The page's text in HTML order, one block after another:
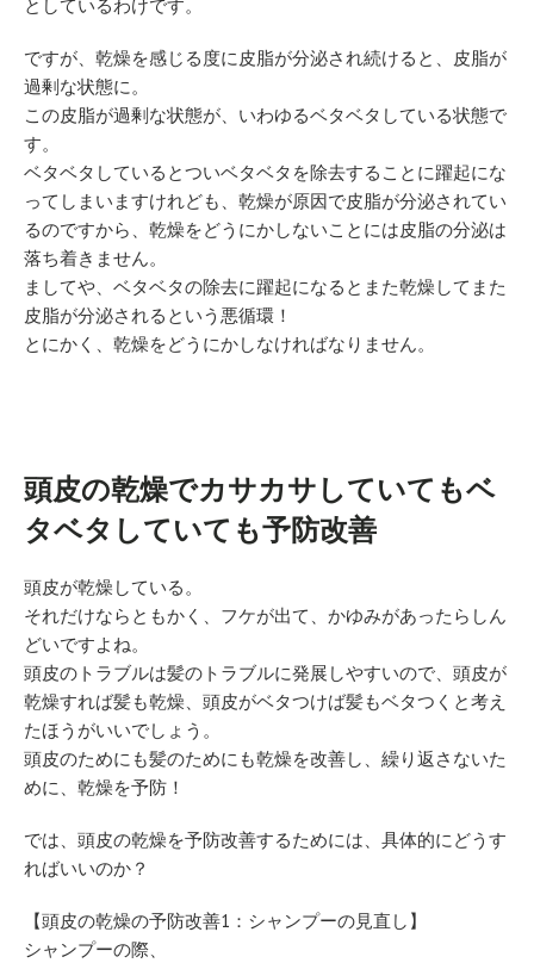
としているわけです。
ですが、乾燥を感じる度に皮脂が分泌され続けると、皮脂が
過剰な状態に。
この皮脂が過剰な状態が、いわゆるベタベタしている状態で
す。
ベタベタしているとついベタベタを除去することに躍起にな
ってしまいますけれども、乾燥が原因で皮脂が分泌されてい
るのですから、乾燥をどうにかしないことには皮脂の分泌は
落ち着きません。
ましてや、ベタベタの除去に躍起になるとまた乾燥してまた
皮脂が分泌されるという悪循環！
とにかく、乾燥をどうにかしなければなりません。
頭皮の乾燥でカサカサしていてもベ
タベタしていても予防改善
頭皮が乾燥している。
それだけならともかく、フケが出て、かゆみがあったらしん
どいですよね。
頭皮のトラブルは髪のトラブルに発展しやすいので、頭皮が
乾燥すれば髪も乾燥、頭皮がベタつけば髪もベタつくと考え
たほうがいいでしょう。
頭皮のためにも髪のためにも乾燥を改善し、繰り返さないた
めに、乾燥を予防！
では、頭皮の乾燥を予防改善するためには、具体的にどうす
ればいいのか？
【頭皮の乾燥の予防改善1：シャンプーの見直し】
シャンプーの際、